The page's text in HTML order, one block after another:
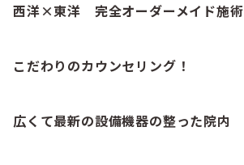
西洋×東洋 完全オーダーメイド施術
こだわりのカウンセリング！
広くて最新の設備機器の整った院内